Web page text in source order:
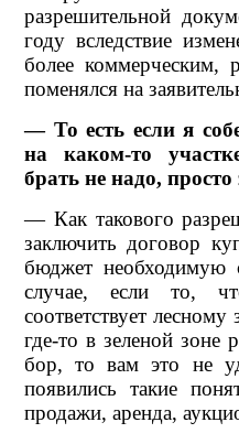
разрешительной
году вследствие
более коммерческим,
поменялся на
— То есть если я
на каком-то
брать не надо,
— Как такового
заключить договор
бюджет
случае, если то,
соответствует лесному
где-то в зеленой зоне
бор, то вам это не
появились такие
продажи, аренда,